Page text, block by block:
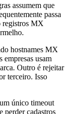
assumem que
passa
registros MX
hostnames MX
usam
Outro é rejeitar
terceiro. Isso
único timeout
perder cadastros